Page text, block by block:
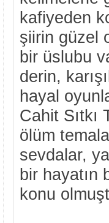
kafiyeden
şiirin güzel
bir üslubu
derin,
hayal
Cahit
ölüm
sevdalar,
bir hayatın
konu